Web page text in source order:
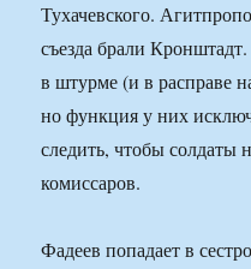
Тухачевского.
съезда брали
в штурме (и в расправе
но функция у них
следить, чтобы солдаты
комиссаров.
Фадеев попадает в